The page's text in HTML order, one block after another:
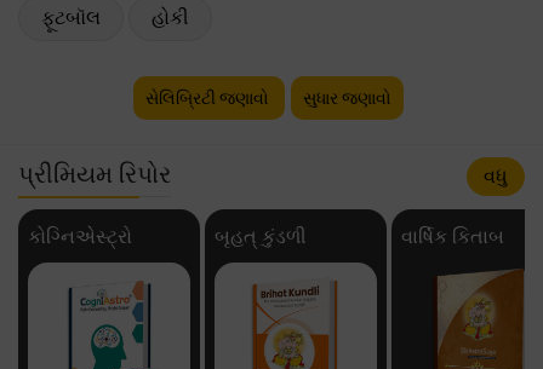
ફૂટબૉલ હોકી
સેલિબ્રિટી જણાવો સુધાર જણાવો
પ્રીમિયમ રિપોર વધુ
કોગ્નિએસ્ટ્રો બૃહત્ કુંડળી વાર્ષિક કિતાબ